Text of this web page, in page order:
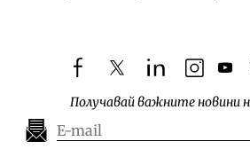
facebooktwitterlinkedin
Получавай важните новини